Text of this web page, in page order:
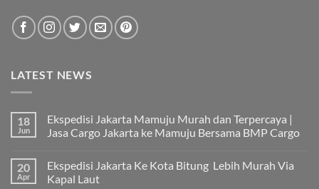
LATEST NEWS
18
Jun
Ekspedisi Jakarta Mamuju Murah dan Terpercaya |
Jasa Cargo Jakarta ke Mamuju Bersama BMP Cargo
komentar
pada
Ekspedisi
20
Apr
Ekspedisi Jakarta Ke Kota Bitung Lebih Murah Via
Kapal Laut